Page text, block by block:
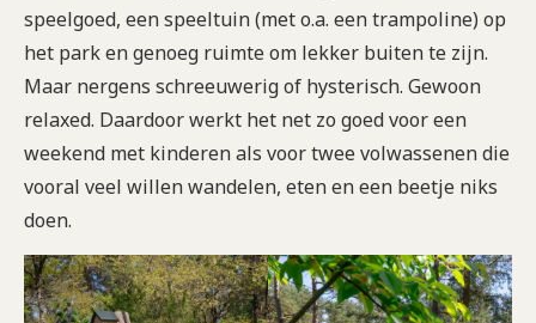
speelgoed, een speeltuin (met o.a. een trampoline) op
het park en genoeg ruimte om lekker buiten te zijn.
Maar nergens schreeuwerig of hysterisch. Gewoon
relaxed. Daardoor werkt het net zo goed voor een
weekend met kinderen als voor twee volwassenen die
vooral veel willen wandelen, eten en een beetje niks
doen.